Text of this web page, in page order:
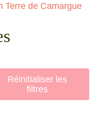
Terre de Camargue
Réinitialiser les
filtres